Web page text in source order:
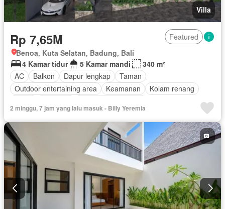
Villa
Rp 7,65M
Featured
Benoa, Kuta Selatan, Badung, Bali
4 Kamar tidur
5 Kamar mandi
340 m²
AC
Balkon Dapur lengkap
Taman
Outdoor entertaining area
Keamanan
Kolam renang
2 minggu, 7 jam yang lalu masuk - Billy Yeremia